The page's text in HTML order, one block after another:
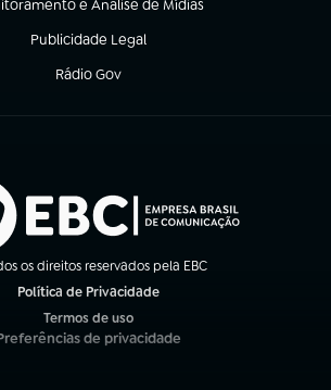
e Análise de Mídias
em nova aba)
Publicidade Legal
(abre em nova aba)
Rádio Gov
(abre em nova aba)
os direitos reservados pela EBC
Política de Privacidade
Termos de uso
(abre em nova aba)
de privacidade